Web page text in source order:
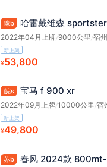
豫b 哈雷戴维森
2022年04月上牌/9000公里 /宿
新上架
¥53,800
皖s 宝马 f 900 xr
2022年09月上牌/10000公里/宿
新上架
¥49,800
苏b 春风 2024款